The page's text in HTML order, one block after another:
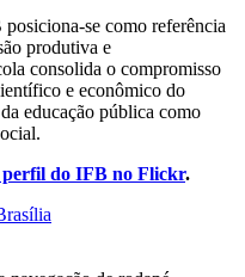
se como referência
produtiva e
consolida o compromisso
e econômico do
educação pública como
perfil do IFB no Flickr.